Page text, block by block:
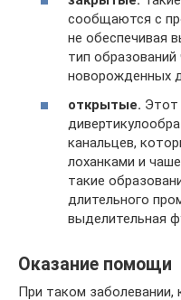
сообщаются с
не обеспечивая
тип
новорожденных
открытые. Этот
канальцев,
лоханками и
такие
длительного
выделительная
Оказание помощи
При таком заболевании,